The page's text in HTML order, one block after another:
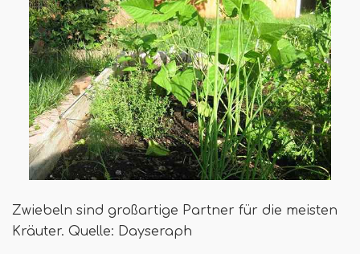
Zwiebeln sind großartige Partner für die meisten
Kräuter. Quelle: Dayseraph